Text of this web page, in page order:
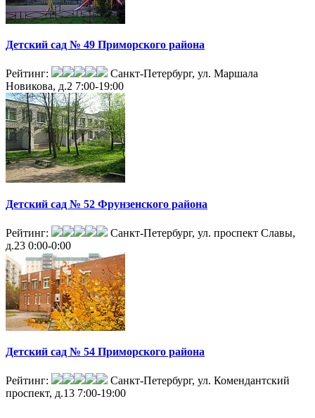
Детский сад № 49 Приморского района
Рейтинг:
Санкт-Петербург, ул. Маршала
Новикова, д.2 7:00-19:00
Детский сад № 52 Фрунзенского района
Рейтинг:
Санкт-Петербург, ул. проспект Славы,
д.23 0:00-0:00
Детский сад № 54 Приморского района
Рейтинг:
Санкт-Петербург, ул. Комендантский
проспект, д.13 7:00-19:00